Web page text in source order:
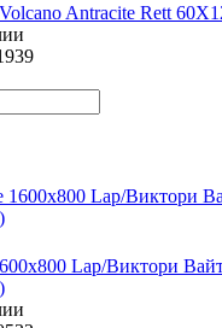
Antracite Rett
Lap/Виктори